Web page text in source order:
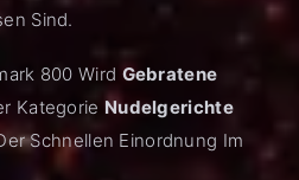
Sind.
800 Wird Gebratene
Kategorie Nudelgerichte
Schnellen Einordnung Im